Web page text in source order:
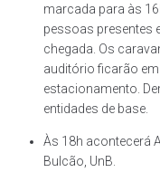
marcada para às
pessoas presentes
chegada. Os
auditório ficarão
estacionamento.
entidades de base.
Às 18h acontecerá
Bulcão, UnB.